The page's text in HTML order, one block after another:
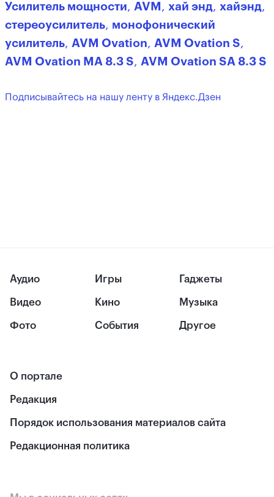
Усилитель мощности, AVM , хай энд, хайэнд,
стереоусилитель, монофонический
усилитель, AVM Ovation, AVM Ovation S,
AVM Ovation MA 8.3 S, AVM Ovation SA 8.3 S
Подписывайтесь на нашу ленту в Яндекс.Дзен
Аудио
Видео
Фото
Игры
Кино
События
Гаджеты
Музыка
Другое
О портале
Редакция
Порядок использования материалов сайта
Редакционная политика